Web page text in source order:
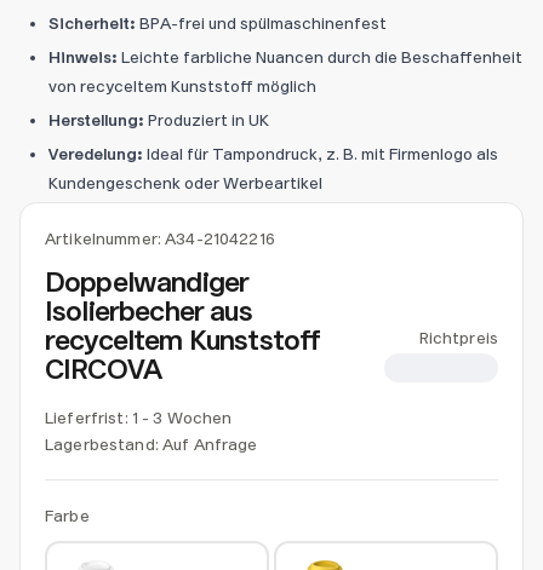
Artikelnummer:A34-21042216
Doppelwandiger
Isolierbecher aus
recyceltem Kunststoff
CIRCOVA
Richtpreis
Lieferfrist: 1 - 3 Wochen
Lagerbestand: Auf Anfrage
Farbe
Sicherheit: BPA-frei und spülmaschinenfest
Hinweis: Leichte farbliche Nuancen durch die Beschaffenheit
von recyceltem Kunststoff möglich
Herstellung: Produziert in UK
Veredelung: Ideal für Tampondruck, z. B. mit Firmenlogo als
Kundengeschenk oder Werbeartikel